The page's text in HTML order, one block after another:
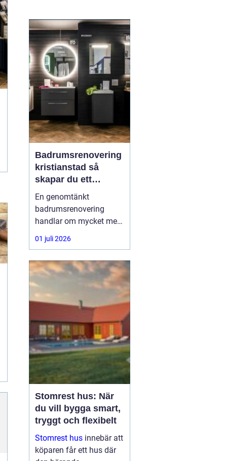
konstruktionen från fukt,
mögel och onödigt dyra
skador. Många
villaägare i Jönköping
ställer sig därför frågan:
n...
Badrumsrenovering
kristianstad så
skapar du ett
hållbart och
funktionellt badrum
En genomtänkt
badrumsrenovering
handlar om mycket mer
än kakel och inredning.
Vattensäkra lösningar,
energieffektiv teknik och
bra materialval avgör
hur bra badrummet
fungerar i vardagen och
hur länge det håller. För
den som
01 juli 2026
Stomrest hus: När
du vill bygga smart,
tryggt och flexibelt
Stomrest hus innebär att
köparen får ett hus där